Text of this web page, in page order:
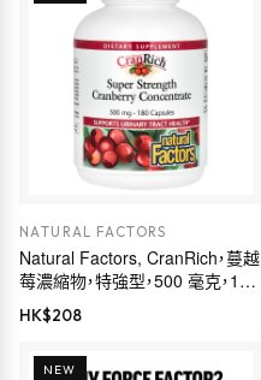
NATURAL FACTORS
Natural Factors, CranRich，蔓越
莓濃縮物，特強型，500 毫克，180
粒膠囊
HK$208
NEW